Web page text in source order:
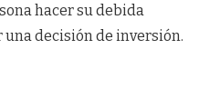
hacer su debida
decisión de inversión.